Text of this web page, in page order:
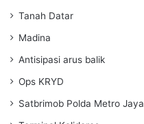
Tanah Datar
Madina
Antisipasi arus balik
Ops KRYD
Satbrimob Polda Metro Jaya